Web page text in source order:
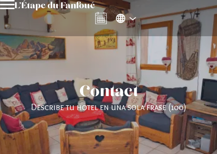
L’Étape du Fanfoué
Contact
Describe tu hotel en una sola frase (100)